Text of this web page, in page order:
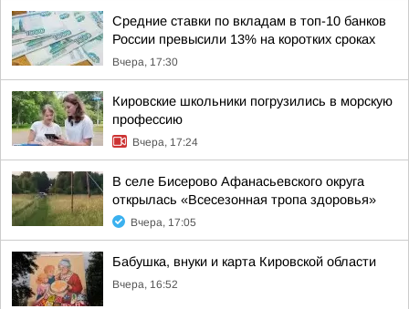
Средние ставки по вкладам в топ-10 банков
России превысили 13% на коротких сроках
Вчера, 17:30
Кировские школьники погрузились в морскую
профессию
Вчера, 17:24
В селе Бисерово Афанасьевского округа
открылась «Всесезонная тропа здоровья»
Вчера, 17:05
Бабушка, внуки и карта Кировской области
Вчера, 16:52